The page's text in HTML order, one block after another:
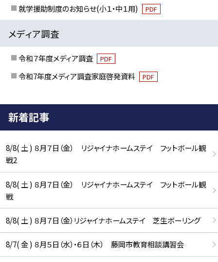
就学援助制度のお知らせ(小１・中１用) PDF
メディア調査
令和７年度メディア調査 PDF
令和7年度メディア調査家庭啓発資料 PDF
新着記事
8/8( 土 ) ８月７日（金） リジャイナホームステイ フットボール観
戦2
8/8( 土 ) ８月７日（金） リジャイナホームステイ フットボール観
戦
8/8( 土 ) ８月７日（金）リジャイナホームステイ 芝生ボーリング
8/7( 金 ) ８月５日（水）・６日（木） 藤岡市教育相談講習会